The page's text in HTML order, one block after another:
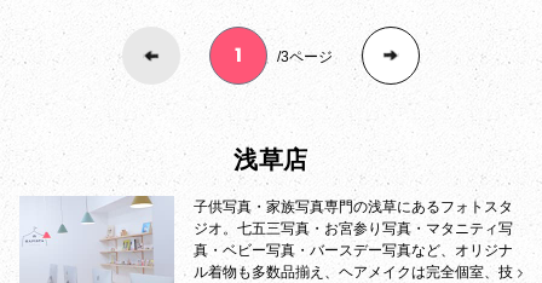
3ページ
浅草店
子供写真・家族写真専門の浅草にあるフォトスタ
ジオ。七五三写真・お宮参り写真・マタニティ写
真・ベビー写真・バースデー写真など、オリジナ
ル着物も多数品揃え、ヘアメイクは完全個室、技